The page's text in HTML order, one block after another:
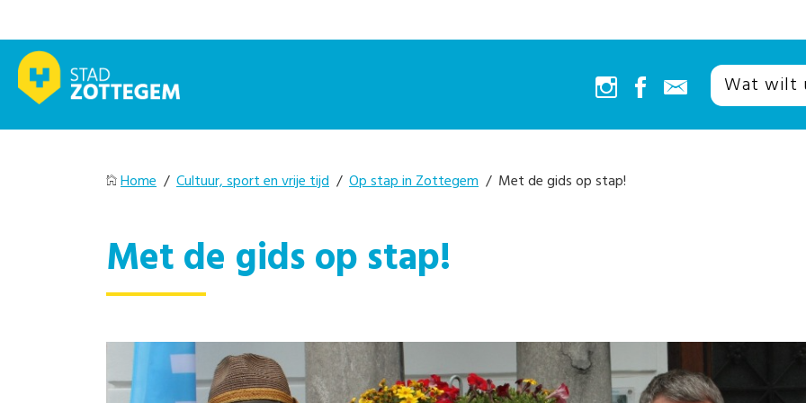
Home / Cultuur, sport en vrije tijd / Op stap in Zottegem / Met de gids op stap!
Met de gids op stap!